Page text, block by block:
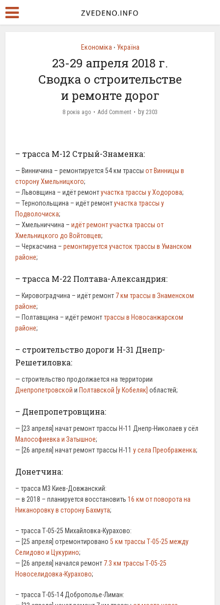
Економіка • Україна
23-29 апреля 2018 г.
Сводка о строительстве
и ремонте дорог
8 років ago Add Comment by 2303
– трасса М-12 Стрый-Знаменка:
— Винничина – ремонтируется 54 км трассыот Винницы в
сторону Хмельницкого;
— Львовщина – идёт ремонтучастка трассы у Ходорова;
— Тернопольщина – идёт ремонтучастка трассы у
Подволочиска;
— Хмельниччина –идёт ремонт участка трассы от
Хмельницкого до Войтовцев;
— Черкасчина –ремонтируется участок трассы в Уманском
районе;
– трасса М-22 Полтава-Александрия:
— Кировоградчина – идёт ремонт 7 км трассы в Знаменском
районе;
— Полтавщина – идёт ремонттрассы в Новосанжарском
районе;
– строительство дороги Н-31 Днепр-
Решетиловка:
— строительство продолжается на территории
Днепропетровской и Полтавской [у Кобеляк] областей;
– Днепропетровщина:
— [23 апреля] начат ремонт трассы Н-11 Днепр-Николаев у сёл
Малософиевка и Затышное;
— [26 апреля] начат ремонт трассы Н-11у села Преображенка;
Донетчина:
– трасса М3 Киев-Довжанский:
— в 2018 – планируется восстановить16 км от поворота на
Никаноровку в сторону Бахмута;
– трасса Т-05-25 Михайловка-Курахово:
— [25 апреля] отремонтировано5 км трассы Т-05-25 между
Селидово и Цукурино;
— [26 апреля] начался ремонт 7.3 км трассы Т-05-25
Новоселидовка-Курахово;
– трасса Т-05-14 Доброполье-Лиман: